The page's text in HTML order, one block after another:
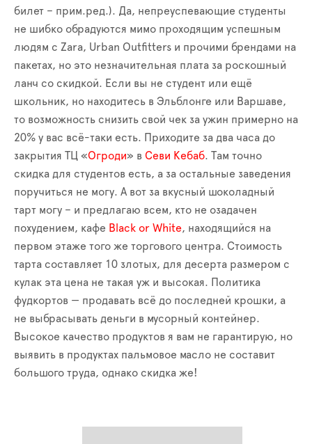
билет – прим.ред.). Да, непреуспевающие студенты
не шибко обрадуются мимо проходящим успешным
людям с Zara, Urban Outfitters и прочими брендами на
пакетах, но это незначительная плата за роскошный
ланч со скидкой. Если вы не студент или ещё
школьник, но находитесь в Эльблонге или Варшаве,
то возможность снизить свой чек за ужин примерно на
20% у вас всё-таки есть. Приходите за два часа до
закрытия ТЦ «Огроди» в Севи Кебаб. Там точно
скидка для студентов есть, а за остальные заведения
поручиться не могу. А вот за вкусный шоколадный
тарт могу – и предлагаю всем, кто не озадачен
похудением, кафе Black or White, находящийся на
первом этаже того же торгового центра. Стоимость
тарта составляет 10 злотых, для десерта размером с
кулак эта цена не такая уж и высокая. Политика
фудкортов — продавать всё до последней крошки, а
не выбрасывать деньги в мусорный контейнер.
Высокое качество продуктов я вам не гарантирую, но
выявить в продуктах пальмовое масло не составит
большого труда, однако скидка же!